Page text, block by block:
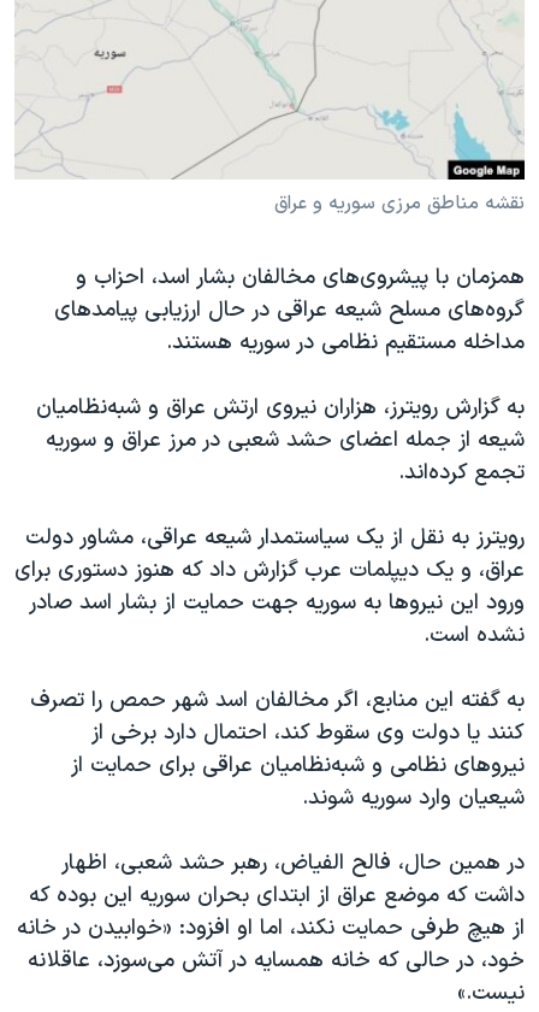
فرهنگ و زندگی
حقوق شهروندی
اقتصادی
علم و فناوری
اسرائیل در جنگ
آرشیو پخش زنده
مستندها
انتخابات ریاست جمهوری آمریکا ۲۰۲۴
حمله جمهوری اسلامی به اسرائیل
رمز مهسا
ورزش زنان در ایران
مجموعه مستندهای دادخواهی
تریبونال مردمی آبان ۹۸
چهل سال گروگان‌گیری
قانون شفافیت دارائی کادر رهبری ایران
اسرائیل در جنگ
نرگس محمدی برنده جایزه نوبل صلح
همایش محافظه‌کاران آمریکا «سی‌پک»
سفر پرزیدنت ترامپ به چین
دنبال کنید
زبانهای مختلف
نقشه مناطق مرزی سوریه و عراق
همزمان با پیشروی‌های مخالفان بشار اسد، احزاب و
گروه‌های مسلح شیعه عراقی در حال ارزیابی پیامدهای
مداخله مستقیم نظامی در سوریه هستند.
به گزارش رویترز، هزاران نیروی ارتش عراق و شبه‌نظامیان
شیعه از جمله اعضای حشد شعبی در مرز عراق و سوریه
تجمع کرده‌اند.
رویترز به نقل از یک سیاستمدار شیعه عراقی، مشاور دولت
عراق، و یک دیپلمات عرب گزارش داد که هنوز دستوری برای
ورود این نیروها به سوریه جهت حمایت از بشار اسد صادر
نشده است.
به گفته این منابع، اگر مخالفان اسد شهر حمص را تصرف
کنند یا دولت وی سقوط کند، احتمال دارد برخی از
نیروهای نظامی و شبه‌نظامیان عراقی برای حمایت از
شیعیان وارد سوریه شوند.
در همین حال، فالح الفیاض، رهبر حشد شعبی، اظهار
داشت که موضع عراق از ابتدای بحران سوریه این بوده که
از هیچ طرفی حمایت نکند، اما او افزود: «خوابیدن در خانه
خود، در حالی که خانه همسایه در آتش می‌سوزد، عاقلانه
نیست.»